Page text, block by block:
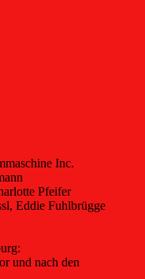
Inc.
Pfeifer
Eddie Fuhlbrügge
und nach den